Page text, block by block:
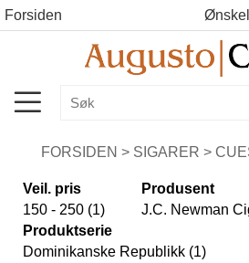
Forsiden
FORSIDEN > SIGARER >
Veil. pris
150 - 250 (1)
Produsent
J.C. Newman
Produktserie
Dominikanske Republikk (1)